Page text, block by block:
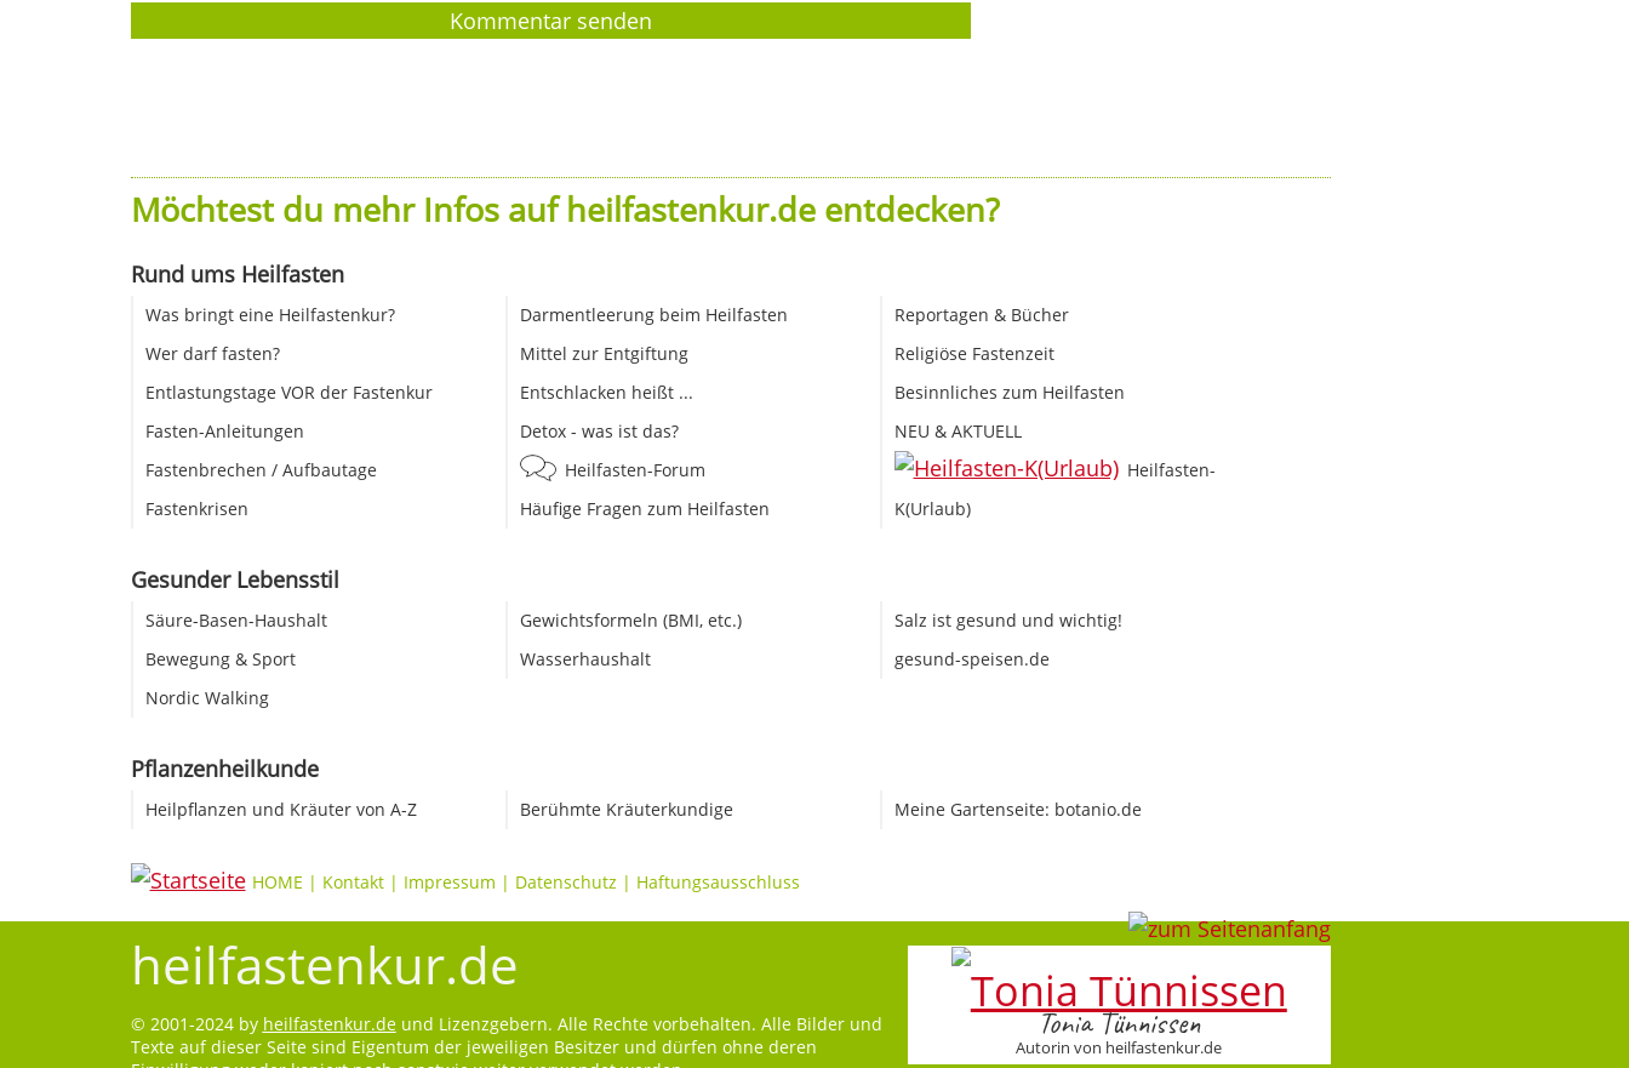
Möchtest du mehr Infos auf heilfastenkur.de entdecken?
Rund ums Heilfasten
Was bringt eine Heilfastenkur?
Wer darf fasten?
Entlastungstage VOR der Fastenkur
Fasten-Anleitungen
Fastenbrechen / Aufbautage
Fastenkrisen
Darmentleerung beim Heilfasten
Mittel zur Entgiftung
Entschlacken heißt ...
Detox - was ist das?
Heilfasten-Forum
Häufige Fragen zum Heilfasten
Reportagen & Bücher
Religiöse Fastenzeit
Besinnliches zum Heilfasten
NEU & AKTUELL
Heilfasten-
K(Urlaub)
Gesunder Lebensstil
Säure-Basen-Haushalt
Bewegung & Sport
Nordic Walking
Gewichtsformeln (BMI, etc.)
Wasserhaushalt
Salz ist gesund und wichtig!
gesund-speisen.de
Pflanzenheilkunde
Heilpflanzen und Kräuter von A-Z Berühmte Kräuterkundige Meine Gartenseite: botanio.de
HOME | Kontakt| Impressum | Datenschutz | Haftungsausschluss
Tonia Tünnissen
Autorin von heilfastenkur.de
heilfastenkur.de
© 2001-2024 by heilfastenkur.deund Lizenzgebern. Alle Rechte vorbehalten. Alle Bilder und
Texte auf dieser Seite sind Eigentum der jeweiligen Besitzer und dürfen ohne deren